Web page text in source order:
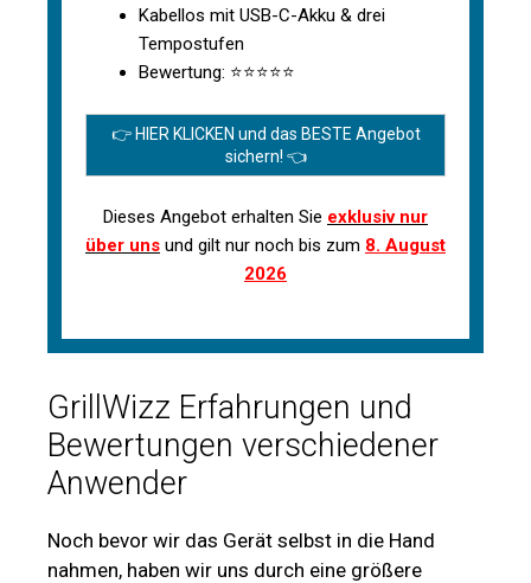
Kabellos mit USB-C-Akku & drei
Tempostufen
Bewertung: ⭐⭐⭐⭐⭐
👉 HIER KLICKEN und das BESTE Angebot
sichern! 👈
Dieses Angebot erhalten Sie exklusiv nur
über uns und gilt nur noch bis zum 8. August
2026
GrillWizz Erfahrungen und
Bewertungen verschiedener
Anwender
Noch bevor wir das Gerät selbst in die Hand
nahmen, haben wir uns durch eine größere